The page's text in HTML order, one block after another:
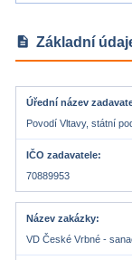
description Základní
Úřední název
Povodí Vltavy, státní
IČO zadavatele
70889953
Název zakázky
VD České Vrbné -